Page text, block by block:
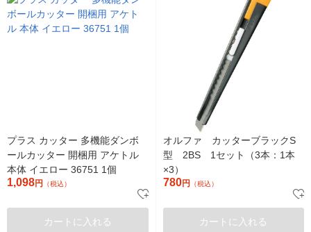
プラス カッター 多機能ダンボ
ールカッター 開梱用 アケトル
本体 イエロー 36751 1個
1,098円 （税込）
カートに入れる
オルファ カッターブラックS
型 2BS 1セット（3本：1本
×3）
780円 （税込）
カートに入れる